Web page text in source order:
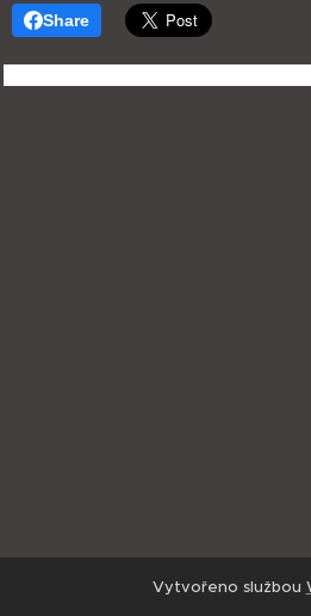
Share
Vytvořeno službou